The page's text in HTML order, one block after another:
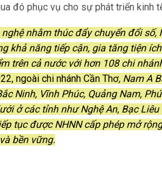
đó phục vụ cho sự phát triển kinh
nhằm thúc đẩy chuyển đổi số,
khả năng tiếp cận, gia tăng tiện
trên cả nước với hơn 108 chi
ngoài chi nhánh Cần Thơ, Nam A
Ninh, Vĩnh Phúc, Quảng Nam,
ở các tỉnh như Nghệ An, Bạc
tục được NHNN cấp phép mở
bền vững.